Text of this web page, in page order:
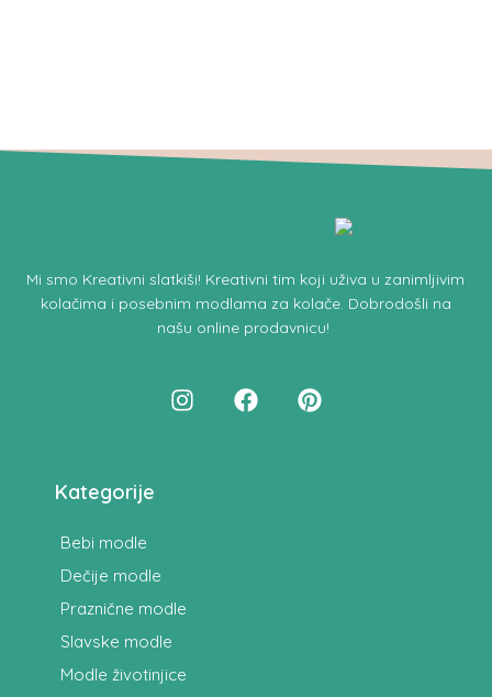
Mi smo Kreativni slatkiši! Kreativni tim koji uživa u zanimljivim
kolačima i posebnim modlama za kolače. Dobrodošli na
našu online prodavnicu!
Kategorije
Bebi modle
Dečije modle
Praznične modle
Slavske modle
Modle životinjice